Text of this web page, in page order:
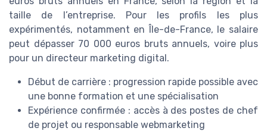
taille de l’entreprise. Pour les profils les plus
expérimentés, notamment en Île-de-France, le salaire
peut dépasser 70 000 euros bruts annuels, voire plus
pour un directeur marketing digital.
Début de carrière : progression rapide possible avec
une bonne formation et une spécialisation
Expérience confirmée : accès à des postes de chef
de projet ou responsable webmarketing